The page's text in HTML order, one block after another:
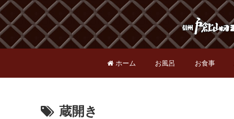
ホーム お風呂 お食事
蔵開き